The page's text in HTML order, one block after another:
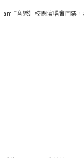
+音樂】校園演唱會門票